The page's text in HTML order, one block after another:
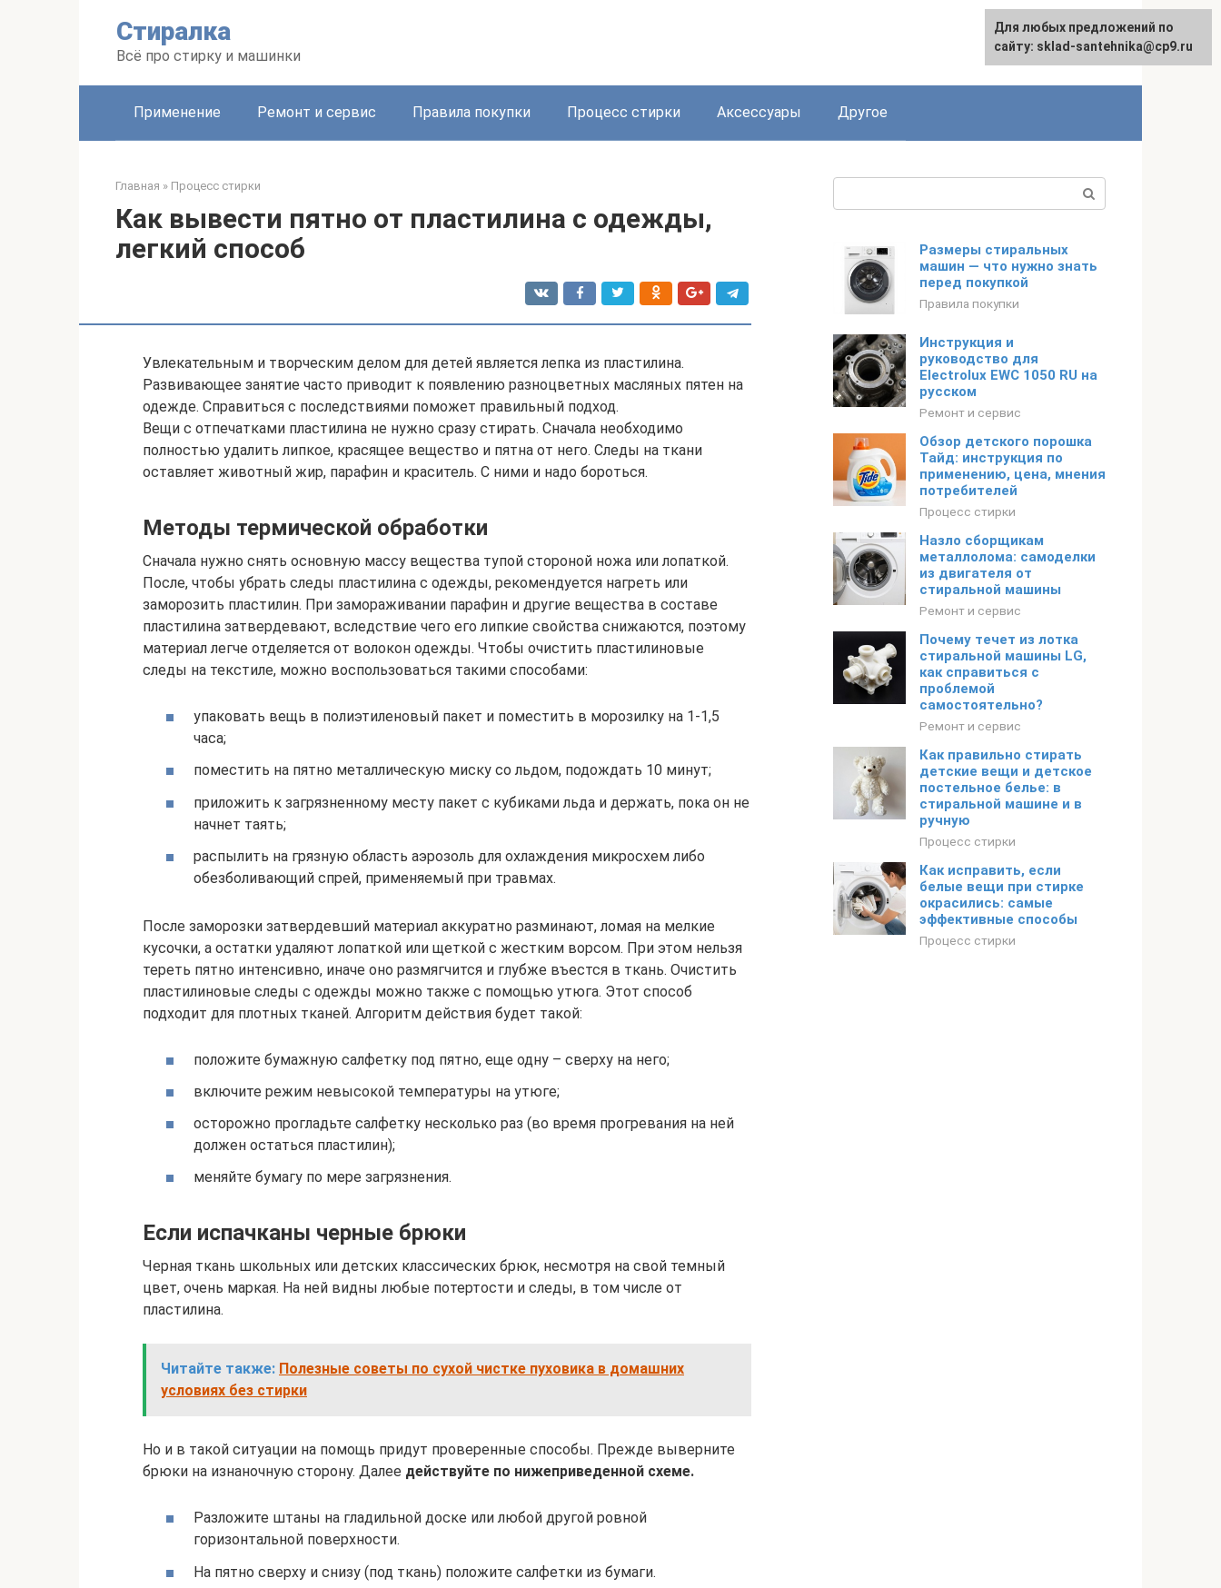
Стиралка
Всё про стирку и машинки
Применение Ремонт и сервис Правила покупки Процесс стирки Аксессуары Другое
Главная » Процесс стирки
Как вывести пятно от пластилина с одежды,
легкий способ
Увлекательным и творческим делом для детей является лепка из пластилина.
Развивающее занятие часто приводит к появлению разноцветных масляных пятен на
одежде. Справиться с последствиями поможет правильный подход.
Вещи с отпечатками пластилина не нужно сразу стирать. Сначала необходимо
полностью удалить липкое, красящее вещество и пятна от него. Следы на ткани
оставляет животный жир, парафин и краситель. С ними и надо бороться.
Методы термической обработки
Сначала нужно снять основную массу вещества тупой стороной ножа или лопаткой.
После, чтобы убрать следы пластилина с одежды, рекомендуется нагреть или
заморозить пластилин. При замораживании парафин и другие вещества в составе
пластилина затвердевают, вследствие чего его липкие свойства снижаются, поэтому
материал легче отделяется от волокон одежды. Чтобы очистить пластилиновые
следы на текстиле, можно воспользоваться такими способами:
упаковать вещь в полиэтиленовый пакет и поместить в морозилку на 1-1,5
часа;
поместить на пятно металлическую миску со льдом, подождать 10 минут;
приложить к загрязненному месту пакет с кубиками льда и держать, пока он не
начнет таять;
распылить на грязную область аэрозоль для охлаждения микросхем либо
обезболивающий спрей, применяемый при травмах.
После заморозки затвердевший материал аккуратно разминают, ломая на мелкие
кусочки, а остатки удаляют лопаткой или щеткой с жестким ворсом. При этом нельзя
тереть пятно интенсивно, иначе оно размягчится и глубже въестся в ткань. Очистить
пластилиновые следы с одежды можно также с помощью утюга. Этот способ
подходит для плотных тканей. Алгоритм действия будет такой:
положите бумажную салфетку под пятно, еще одну – сверху на него;
включите режим невысокой температуры на утюге;
осторожно прогладьте салфетку несколько раз (во время прогревания на ней
должен остаться пластилин);
меняйте бумагу по мере загрязнения.
Если испачканы черные брюки
Черная ткань школьных или детских классических брюк, несмотря на свой темный
цвет, очень маркая. На ней видны любые потертости и следы, в том числе от
пластилина.
Читайте также: Полезные советы по сухой чистке пуховика в домашних
условиях без стирки
Но и в такой ситуации на помощь придут проверенные способы. Прежде выверните
брюки на изнаночную сторону. Далее действуйте по нижеприведенной схеме.
Разложите штаны на гладильной доске или любой другой ровной
горизонтальной поверхности.
На пятно сверху и снизу (под ткань) положите салфетки из бумаги.
Размеры стиральных
машин — что нужно знать
перед покупкой
Правила покупки
Инструкция и
руководство для
Electrolux EWC 1050 RU на
русском
Ремонт и сервис
Обзор детского порошка
Тайд: инструкция по
применению, цена, мнения
потребителей
Процесс стирки
Назло сборщикам
металлолома: самоделки
из двигателя от
стиральной машины
Ремонт и сервис
Почему течет из лотка
стиральной машины LG,
как справиться с
проблемой
самостоятельно?
Ремонт и сервис
Как правильно стирать
детские вещи и детское
постельное белье: в
стиральной машине и в
ручную
Процесс стирки
Как исправить, если
белые вещи при стирке
окрасились: самые
эффективные способы
Процесс стирки
Для любых предложений по
сайту: sklad-santehnika@cp9.ru